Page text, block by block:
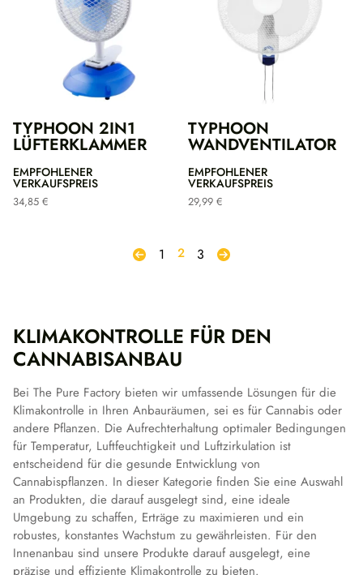
KLIMAKONTROLLE FÜR DEN
CANNABISANBAU
Bei The Pure Factory bieten wir umfassende Lösungen für die
Klimakontrolle in Ihren Anbauräumen, sei es für Cannabis oder
andere Pflanzen. Die Aufrechterhaltung optimaler Bedingungen
für Temperatur, Luftfeuchtigkeit und Luftzirkulation ist
entscheidend für die gesunde Entwicklung von
Cannabispflanzen. In dieser Kategorie finden Sie eine Auswahl
an Produkten, die darauf ausgelegt sind, eine ideale
Umgebung zu schaffen, Erträge zu maximieren und ein
robustes, konstantes Wachstum zu gewährleisten. Für den
Innenanbau sind unsere Produkte darauf ausgelegt, eine
präzise und effiziente Klimakontrolle zu bieten.
TYPHOON 2IN1
LÜFTERKLAMMER
EMPFOHLENER
VERKAUFSPREIS
34,85 €
TYPHOON
WANDVENTILATOR
EMPFOHLENER
VERKAUFSPREIS
29,99 €
1 2 3